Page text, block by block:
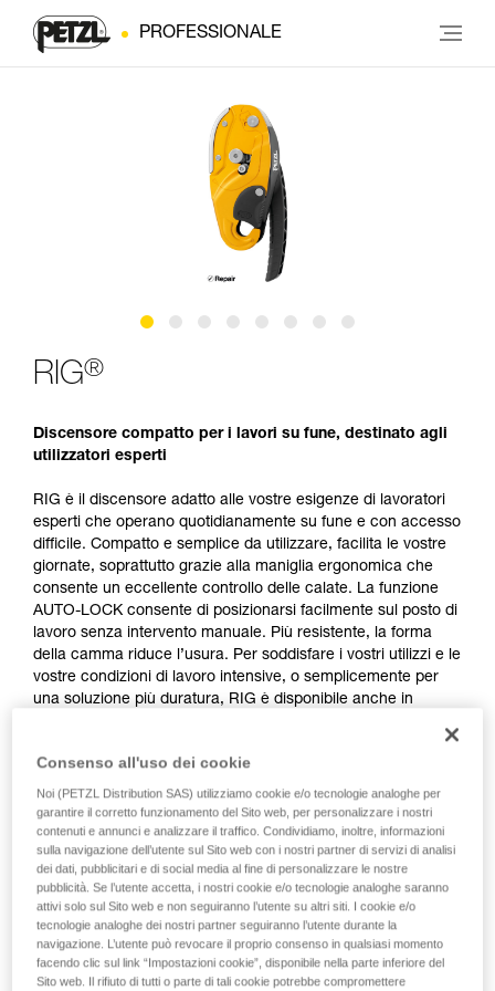
PROFESSIONALE
RIG®
Discensore compatto per i lavori su fune, destinato agli
utilizzatori esperti
RIG è il discensore adatto alle vostre esigenze di lavoratori
esperti che operano quotidianamente su fune e con accesso
difficile. Compatto e semplice da utilizzare, facilita le vostre
giornate, soprattutto grazie alla maniglia ergonomica che
consente un eccellente controllo delle calate. La funzione
AUTO-LOCK consente di posizionarsi facilmente sul posto di
lavoro senza intervento manuale. Più resistente, la forma
della camma riduce l’usura. Per soddisfare i vostri utilizzi e le
vostre condizioni di lavoro intensive, o semplicemente per
una soluzione più duratura, RIG è disponibile anche in
Consenso all'uso dei cookie
Noi (PETZL Distribution SAS) utilizziamo cookie e/o tecnologie analoghe per
garantire il corretto funzionamento del Sito web, per personalizzare i nostri
contenuti e annunci e analizzare il traffico. Condividiamo, inoltre, informazioni
sulla navigazione dell’utente sul Sito web con i nostri partner di servizi di analisi
dei dati, pubblicitari e di social media al fine di personalizzare le nostre
pubblicità. Se l’utente accetta, i nostri cookie e/o tecnologie analoghe saranno
attivi solo sul Sito web e non seguiranno l’utente su altri siti. I cookie e/o
tecnologie analoghe dei nostri partner seguiranno l’utente durante la
navigazione. L’utente può revocare il proprio consenso in qualsiasi momento
facendo clic sul link “Impostazioni cookie”, disponibile nella parte inferiore del
Sito web. Il rifiuto di tutti o parte di tali cookie potrebbe compromettere